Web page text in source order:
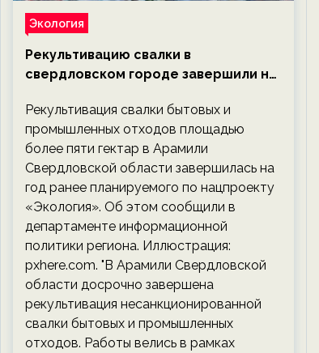
Экология
Рекультивацию свалки в
свердловском городе завершили на
новости экологии на ECOportal
Рекультивация свалки бытовых и
промышленных отходов площадью
более пяти гектар в Арамили
Свердловской области завершилась на
год ранее планируемого по нацпроекту
«Экология». Об этом сообщили в
департаменте информационной
политики региона. Иллюстрация:
pxhere.com. "В Арамили Свердловской
области досрочно завершена
рекультивация несанкционированной
свалки бытовых и промышленных
отходов. Работы велись в рамках